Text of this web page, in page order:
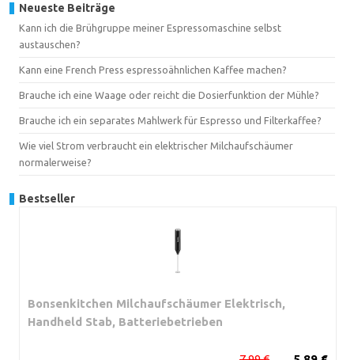
Neueste Beiträge
Kann ich die Brühgruppe meiner Espressomaschine selbst
austauschen?
Kann eine French Press espressoähnlichen Kaffee machen?
Brauche ich eine Waage oder reicht die Dosierfunktion der Mühle?
Brauche ich ein separates Mahlwerk für Espresso und Filterkaffee?
Wie viel Strom verbraucht ein elektrischer Milchaufschäumer
normalerweise?
Bestseller
Bonsenkitchen Milchaufschäumer Elektrisch,
Handheld Stab, Batteriebetrieben